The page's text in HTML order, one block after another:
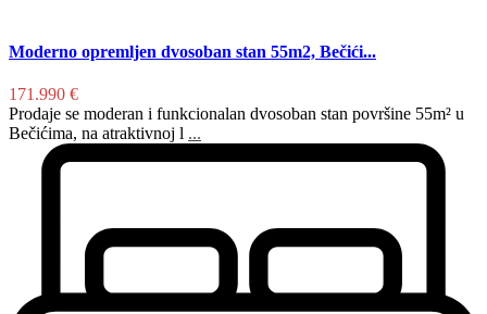
Moderno opremljen dvosoban stan 55m2, Bečići...
171.990 €
Prodaje se moderan i funkcionalan dvosoban stan površine 55m² u
Bečićima, na atraktivnoj l ...